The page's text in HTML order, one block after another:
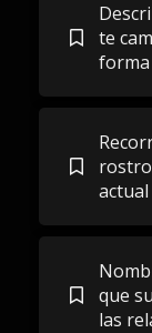
te
forma
actual
que
las